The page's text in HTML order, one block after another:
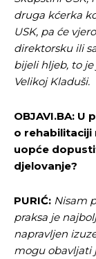
druga kćerka
USK, pa će
direktorsku ili
bijeli hljeb, to
Velikoj Kladuši.
OBJAVI.BA:
o rehabilitaciji
uopće
djelovanje?
PURIĆ: Nisam
praksa je
napravljen
mogu obavljati